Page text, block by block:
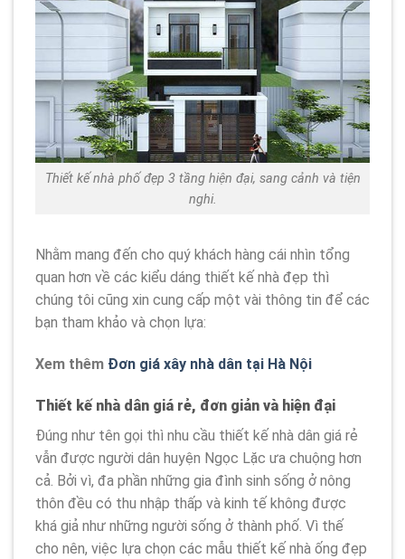
Thiết kế nhà phố đẹp 3 tầng hiện đại, sang cảnh và tiện
nghi.
Nhằm mang đến cho quý khách hàng cái nhìn tổng
quan hơn về các kiểu dáng thiết kế nhà đẹp thì
chúng tôi cũng xin cung cấp một vài thông tin để các
bạn tham khảo và chọn lựa:
Xem thêm Đơn giá xây nhà dân tại Hà Nội
Thiết kế nhà dân giá rẻ, đơn giản và hiện đại
Đúng như tên gọi thì nhu cầu thiết kế nhà dân giá rẻ
vẫn được người dân huyện Ngọc Lặc ưa chuộng hơn
cả. Bởi vì, đa phần những gia đình sinh sống ở nông
thôn đều có thu nhập thấp và kinh tế không được
khá giả như những người sống ở thành phố. Vì thế
cho nên, việc lựa chọn các mẫu thiết kế nhà ống đẹp